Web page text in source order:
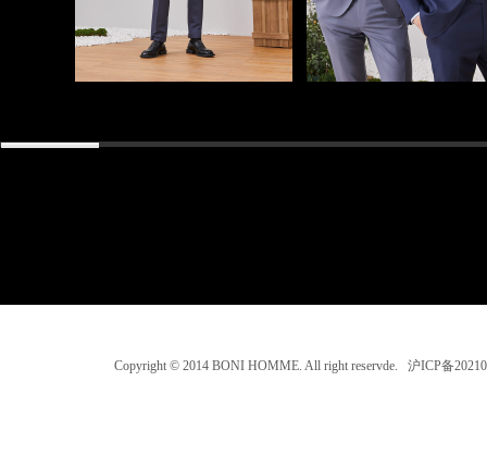
Copyright © 2014 BONI HOMME. All right reservde. 沪ICP备